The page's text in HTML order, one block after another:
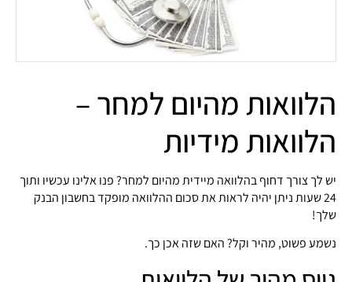
הלוואות מהיום למחר –
הלוואות מידיות
יש לך צורך דחוף בהלוואה מיידית מהיום למחר? פנו אלינו עכשיו ותוך
24 שעות ניתן יהיה לראות את סכום ההלוואה מופקד בחשבון הבנק
שלך!
נשמע פשוט, מהיר וקל? האם שזה אכן כך.